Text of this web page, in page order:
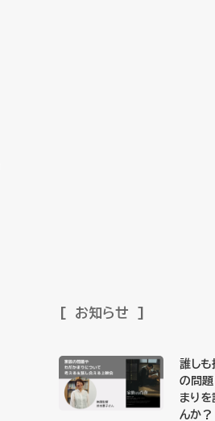
お知らせ
誰しも
の問
まりを
んか